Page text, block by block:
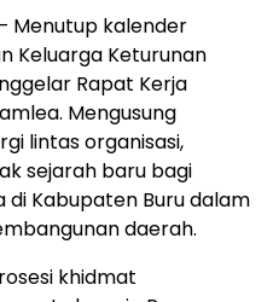
Menutup kalender
Keluarga Keturunan
Rapat Kerja
Mengusung
lintas organisasi,
sejarah baru bagi
Kabupaten Buru dalam
daerah.
khidmat